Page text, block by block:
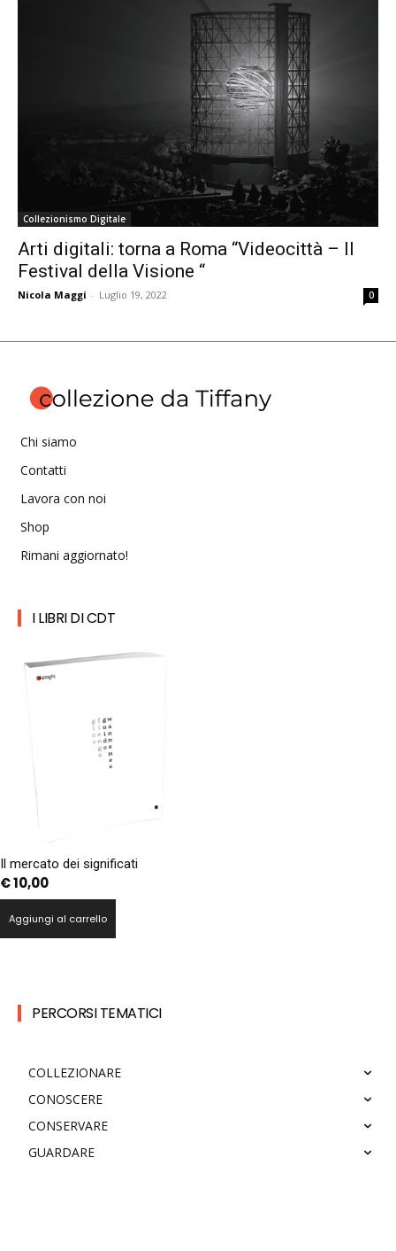
Collezionismo Digitale
Arti digitali: torna a Roma “Videocittà – Il
Festival della Visione “
Nicola Maggi - Luglio 19, 2022 0
Chi siamo
Contatti
Lavora con noi
Shop
Rimani aggiornato!
I LIBRI DI CDT
Il mercato dei significati
€10,00
Aggiungi al carrello
PERCORSI TEMATICI
COLLEZIONARE
CONOSCERE
CONSERVARE
GUARDARE